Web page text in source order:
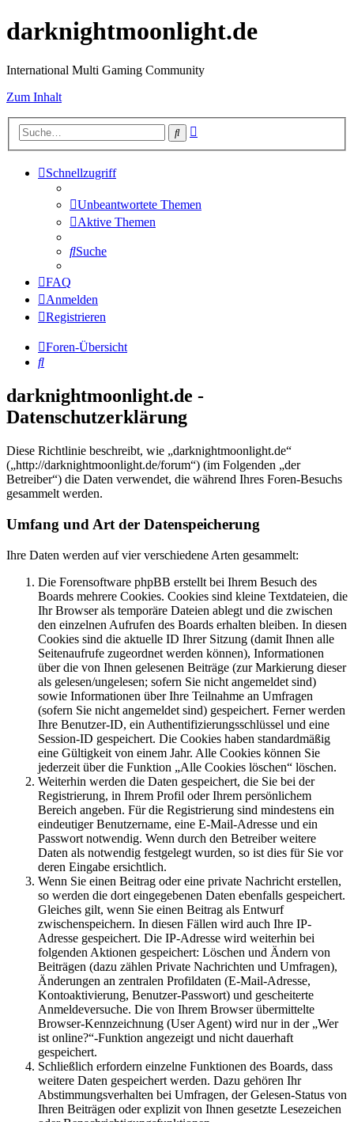
darknightmoonlight.de
International Multi Gaming Community
Zum Inhalt
Suche
Schnellzugriff
Unbeantwortete Themen
Aktive Themen
Suche
FAQ
Anmelden
Registrieren
Foren-Übersicht
Suche
darknightmoonlight.de -
Datenschutzerklärung
Diese Richtlinie beschreibt, wie „darknightmoonlight.de“
(„http://darknightmoonlight.de/forum“) (im Folgenden „der
Betreiber“) die Daten verwendet, die während Ihres Foren-Besuchs
gesammelt werden.
Umfang und Art der Datenspeicherung
Ihre Daten werden auf vier verschiedene Arten gesammelt:
Die Forensoftware phpBB erstellt bei Ihrem Besuch des
Boards mehrere Cookies. Cookies sind kleine Textdateien, die
Ihr Browser als temporäre Dateien ablegt und die zwischen
den einzelnen Aufrufen des Boards erhalten bleiben. In diesen
Cookies sind die aktuelle ID Ihrer Sitzung (damit Ihnen alle
Seitenaufrufe zugeordnet werden können), Informationen
über die von Ihnen gelesenen Beiträge (zur Markierung dieser
als gelesen/ungelesen; sofern Sie nicht angemeldet sind)
sowie Informationen über Ihre Teilnahme an Umfragen
(sofern Sie nicht angemeldet sind) gespeichert. Ferner werden
Ihre Benutzer-ID, ein Authentifizierungsschlüssel und eine
Session-ID gespeichert. Die Cookies haben standardmäßig
eine Gültigkeit von einem Jahr. Alle Cookies können Sie
jederzeit über die Funktion „Alle Cookies löschen“ löschen.
Weiterhin werden die Daten gespeichert, die Sie bei der
Registrierung, in Ihrem Profil oder Ihrem persönlichem
Bereich angeben. Für die Registrierung sind mindestens ein
eindeutiger Benutzername, eine E-Mail-Adresse und ein
Passwort notwendig. Wenn durch den Betreiber weitere
Daten als notwendig festgelegt wurden, so ist dies für Sie vor
deren Eingabe ersichtlich.
Wenn Sie einen Beitrag oder eine private Nachricht erstellen,
so werden die dort eingegebenen Daten ebenfalls gespeichert.
Gleiches gilt, wenn Sie einen Beitrag als Entwurf
zwischenspeichern. In diesen Fällen wird auch Ihre IP-
Adresse gespeichert. Die IP-Adresse wird weiterhin bei
folgenden Aktionen gespeichert: Löschen und Ändern von
Beiträgen (dazu zählen Private Nachrichten und Umfragen),
Änderungen an zentralen Profildaten (E-Mail-Adresse,
Kontoaktivierung, Benutzer-Passwort) und gescheiterte
Anmeldeversuche. Die von Ihrem Browser übermittelte
Browser-Kennzeichnung (User Agent) wird nur in der „Wer
ist online?“-Funktion angezeigt und nicht dauerhaft
gespeichert.
Schließlich erfordern einzelne Funktionen des Boards, dass
weitere Daten gespeichert werden. Dazu gehören Ihr
Abstimmungsverhalten bei Umfragen, der Gelesen-Status von
Ihren Beiträgen oder explizit von Ihnen gesetzte Lesezeichen